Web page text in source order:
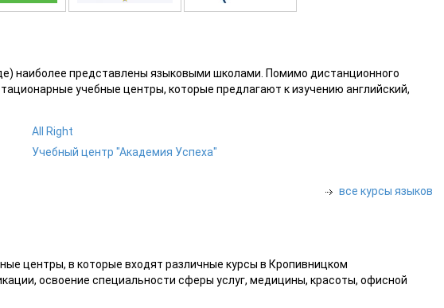
наиболее представлены языковыми школами. Помимо дистанционного
учебные центры, которые предлагают к изучению английский,
All Right
Учебный центр "Академия Успеха"
все курсы языков
центры, в которые входят различные курсы в Кропивницком
освоение специальности сферы услуг, медицины, красоты, офисной